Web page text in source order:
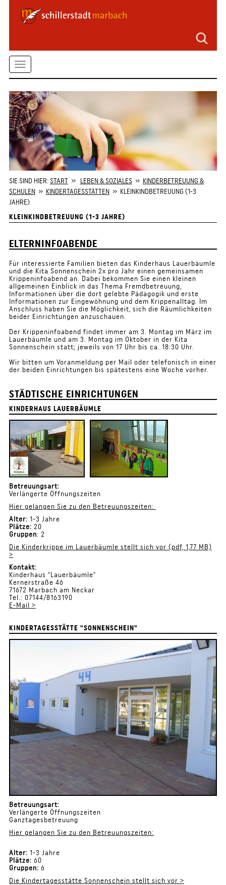
Seitenbereiche
springen
Zum
Inhalt
springen
Kontaktformular
springen
Zur
Startseite
springen
Toggle
SIE SIND HIER: START» LEBEN & SOZIALES» KINDERBETREUUNG &
SCHULEN» KINDERTAGESSTÄTTEN» KLEINKINDBETREUUNG (1-3
JAHRE)
KLEINKINDBETREUUNG (1-3 JAHRE)
ELTERNINFOABENDE
Für interessierte Familien bieten das Kinderhaus Lauerbäumle
und die Kita Sonnenschein 2x pro Jahr einen gemeinsamen
Krippeninfoabend an. Dabei bekommen Sie einen kleinen
allgemeinen Einblick in das Thema Fremdbetreuung,
Informationen über die dort gelebte Pädagogik und erste
Informationen zur Eingewöhnung und dem Krippenalltag. Im
Anschluss haben Sie die Möglichkeit, sich die Räumlichkeiten
beider Einrichtungen anzuschauen.
Der Krippeninfoabend findet immer am 3. Montag im März im
Lauerbäumle und am 3. Montag im Oktober in der Kita
Sonnenschein statt; jeweils von 17 Uhr bis ca. 18:30 Uhr.
Wir bitten um Voranmeldung per Mail oder telefonisch in einer
der beiden Einrichtungen bis spätestens eine Woche vorher.
STÄDTISCHE EINRICHTUNGEN
KINDERHAUS LAUERBÄUMLE
Betreuungsart:
Verlängerte Öffnungszeiten
Hier gelangen Sie zu den Betreuungszeiten:
Alter: 1-3 Jahre
Plätze: 20
Gruppen: 2
Die Kinderkrippe im Lauerbäumle stellt sich vor (pdf, 1,77 MB)
>
Kontakt:
Kinderhaus "Lauerbäumle"
Kernerstraße 46
71672 Marbach am Neckar
Tel.: 07144/8163190
E-Mail >
KINDERTAGESSTÄTTE "SONNENSCHEIN"
Betreuungsart:
Verlängerte Öffnungszeiten
Ganztagesbetreuung
Hier gelangen Sie zu den Betreuungszeiten:
Alter: 1-3 Jahre
Plätze: 60
Gruppen: 6
Die Kindertagesstätte Sonnenschein stellt sich vor >